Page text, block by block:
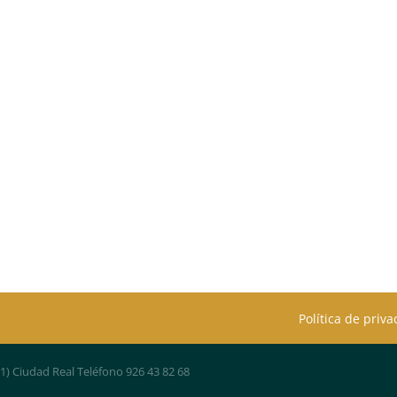
Política de
Ciudad Real Teléfono 926 43 82 68